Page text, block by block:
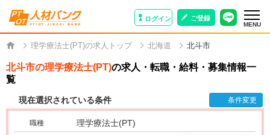
ログイン ご登録
MENU
理学療法士(PT)の求人トップ 北海道 北斗市
北斗市の理学療法士(PT)の求人・転職・給料・募集情報一
覧
現在選択されている条件 条件変更
職種 理学療法士(PT)